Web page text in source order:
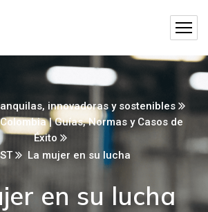
innovadoras y sostenibles
| Guías, Normas y Casos de
Éxito
La mujer en su lucha
en su lucha